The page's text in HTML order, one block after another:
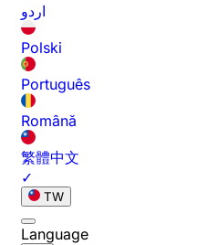
اردو
Polski
Português
Română
繁體中文
✓
TW
Language